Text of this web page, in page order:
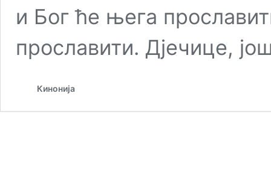
и Бог ће њега
прославити. Дјечице,
Кинонија